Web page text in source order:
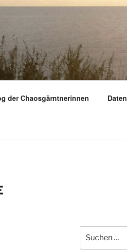
der Chaosgärntnerinnen
nach: